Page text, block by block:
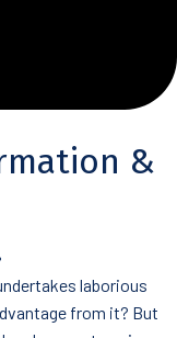
&
laborious
from it? But